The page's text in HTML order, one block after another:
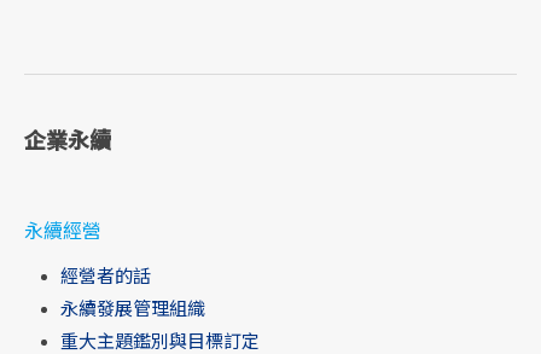
企業永續
永續經營
經營者的話
永續發展管理組織
重大主題鑑別與目標訂定